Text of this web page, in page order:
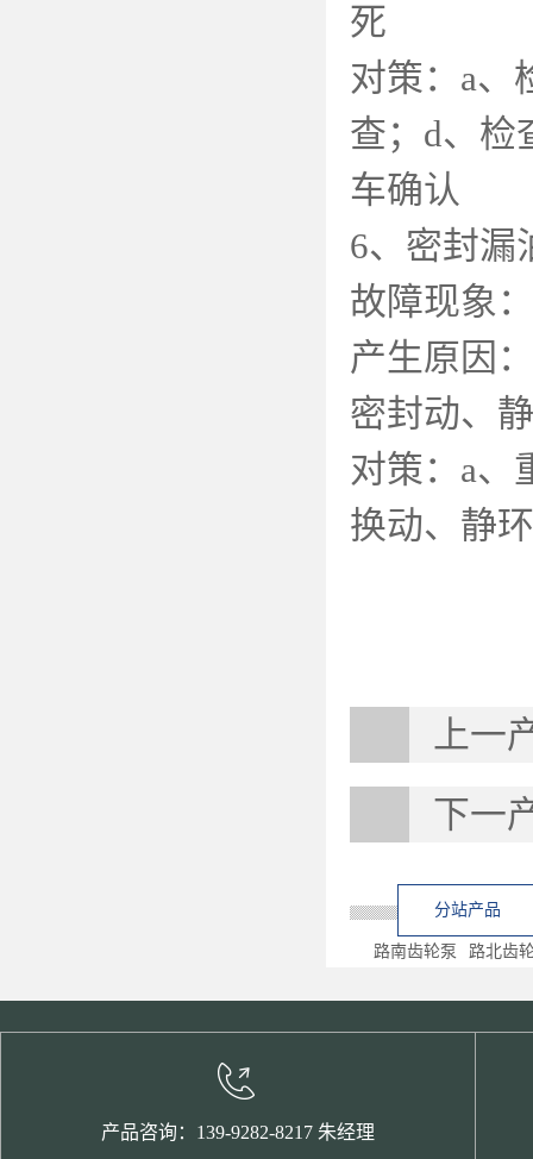
死
对策： a、
查； d、检
车确认
6、密封漏
故障现象
产生原因：
密封动、
对策： a、
换动、静
上一
下一
分站产品
路南齿轮泵 路北齿
产品咨询：139-9282-8217 朱经理